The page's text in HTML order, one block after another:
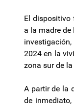
El dispositivo
a la madre de
2024 en la
zona sur de
A partir de la
de